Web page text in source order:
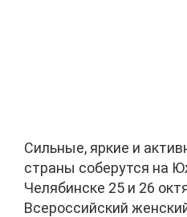
Сильные, яркие и
страны соберутся на
Челябинске 25 и 26
Всероссийский